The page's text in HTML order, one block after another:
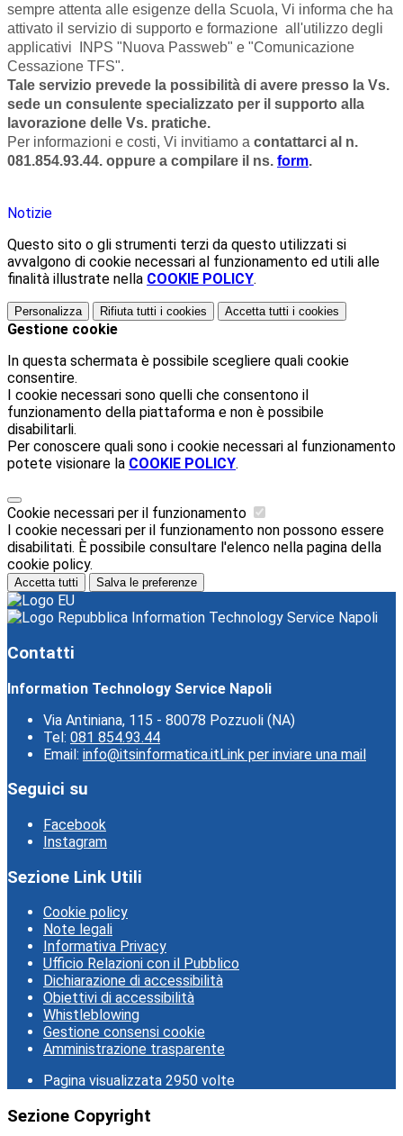
sempre attenta alle esigenze della Scuola, Vi informa che ha
attivato il servizio di supporto e formazione all'utilizzo degli
applicativi INPS "Nuova Passweb" e "Comunicazione
Cessazione TFS".
Tale servizio prevede la possibilità di avere presso la Vs.
sede un consulente specializzato per il supporto alla
lavorazione delle Vs. pratiche.
Per informazioni e costi, Vi invitiamo a contattarci al n.
081.854.93.44. oppure a compilare il ns. form.
Notizie
Questo sito o gli strumenti terzi da questo utilizzati si
avvalgono di cookie necessari al funzionamento ed utili alle
finalità illustrate nella COOKIE POLICY.
Personalizza Rifiuta tutti i cookies Accetta tutti i cookies
Gestione cookie
In questa schermata è possibile scegliere quali cookie
consentire.
I cookie necessari sono quelli che consentono il
funzionamento della piattaforma e non è possibile
disabilitarli.
Per conoscere quali sono i cookie necessari al funzionamento
potete visionare la COOKIE POLICY.
Cookie necessari per il funzionamento
I cookie necessari per il funzionamento non possono essere
disabilitati. È possibile consultare l'elenco nella pagina della
cookie policy.
Accetta tutti Salva le preferenze
Information Technology Service Napoli
Contatti
Information Technology Service Napoli
Via Antiniana, 115 - 80078 Pozzuoli (NA)
Tel: 081 854.93.44
Email: info@itsinformatica.itLink per inviare una mail
Seguici su
Facebook
Instagram
Sezione Link Utili
Cookie policy
Note legali
Informativa Privacy
Ufficio Relazioni con il Pubblico
Dichiarazione di accessibilità
Obiettivi di accessibilità
Whistleblowing
Gestione consensi cookie
Amministrazione trasparente
Pagina visualizzata 2950 volte
Sezione Copyright